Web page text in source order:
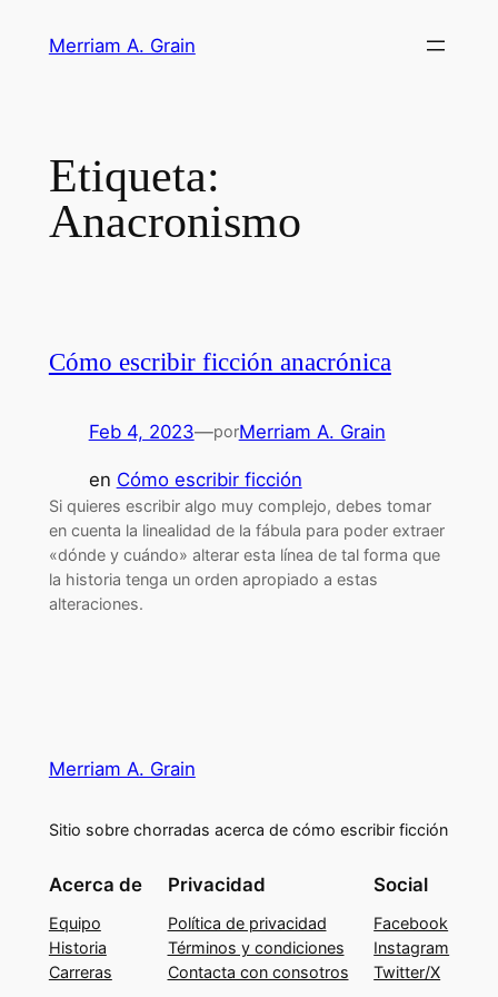
Merriam A. Grain
Etiqueta:
Anacronismo
Cómo escribir ficción anacrónica
Feb 4, 2023—porMerriam A. Grain
en Cómo escribir ficción
Si quieres escribir algo muy complejo, debes tomar
en cuenta la linealidad de la fábula para poder extraer
«dónde y cuándo» alterar esta línea de tal forma que
la historia tenga un orden apropiado a estas
alteraciones.
Merriam A. Grain
Sitio sobre chorradas acerca de cómo escribir ficción
Acerca de
Equipo
Historia
Carreras
Privacidad
Política de privacidad
Términos y condiciones
Contacta con consotros
Social
Facebook
Instagram
Twitter/X